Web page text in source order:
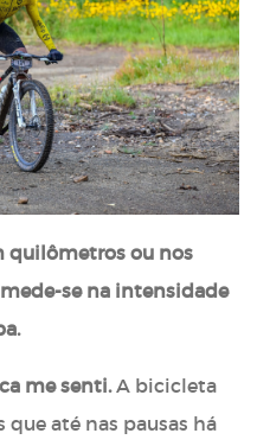
quilômetros ou nos
se na intensidade
me senti.A bicicleta
até nas pausas há